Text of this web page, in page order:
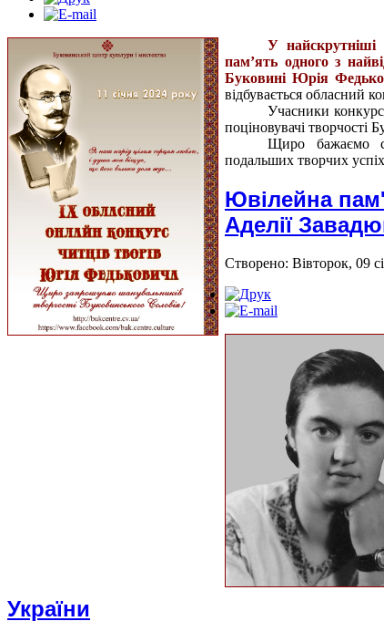
У найскрутніші
пам’ять одного з
Буковині Юрія
відбувається обласний
Учасники
поціновувачі творчості
Щиро бажаємо
подальших творчих
Ювілейна
Аделії
Створено: Вівторок, 09
України